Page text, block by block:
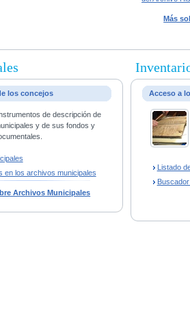
Más
los concejos
de descripción de
y de sus fondos y
en los archivos municipales
Archivos Municipales
Acceso a
Listado